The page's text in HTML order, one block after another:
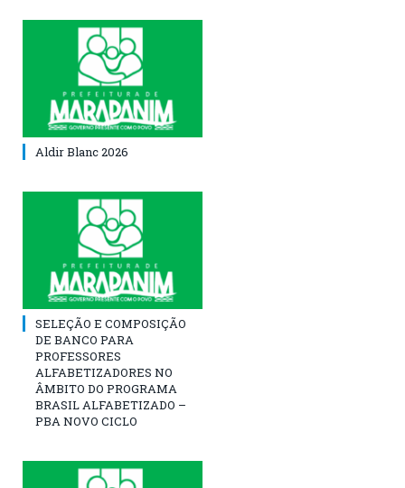
Aldir Blanc 2026
SELEÇÃO E COMPOSIÇÃO
DE BANCO PARA
PROFESSORES
ALFABETIZADORES NO
ÂMBITO DO PROGRAMA
BRASIL ALFABETIZADO –
PBA NOVO CICLO